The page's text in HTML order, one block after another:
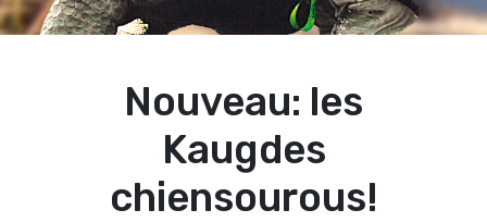
Nouveau: les
Kaugdes
chiensourous!